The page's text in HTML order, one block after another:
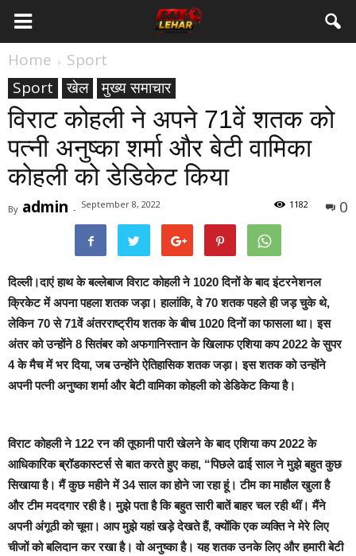
Home
Sport
Sport
खेल मुख्य समाचार
विराट कोहली ने अपने 71वें शतक को
पत्नी अनुष्का शर्मा और बेटी वामिका
कोहली को डेडिकेट किया
By admin - September 8, 2022 0
1182
दिल्ली।दाएं हाथ के बल्लेबाज विराट कोहली ने 1020 दिनों के बाद इंटरनेशनल
क्रिकेट में अपना पहला शतक जड़ा। हालांकि, वे 70 शतक पहले ही जड़ चुके थे,
लेकिन 70 से 71वें अंतरराष्ट्रीय शतक के बीच 1020 दिनों का फासला था। इस
अंतर को उन्होंने 8 सितंबर को अफगानिस्तान के खिलाफ एशिया कप 2022 के सुपर
4 के मैच में भर दिया, जब उन्होंने ऐतिहासिक शतक जड़ा। इस शतक को उन्होंने
अपनी पत्नी अनुष्का शर्मा और बेटी वामिका कोहली को डेडिकेट किया है।
विराट कोहली ने 122 रन की तूफानी पारी खेलने के बाद एशिया कप 2022 के
आधिकारिक ब्रॉडकास्टर्स से बात करते हुए कहा, “पिछले ढाई साल ने मुझे बहुत कुछ
सिखाया है। मैं कुछ महीने में 34 साल का होने जा रहा हूं। टीम का माहौल खुला है
और टीम मददगार रही है। मुझे पता है कि बहुत सारी बातें बाहर चल रही थीं। मैंने
अपनी अंगूठी को चूमा। आप मुझे यहां खड़े देखते हैं, क्योंकि एक व्यक्ति ने मेरे लिए
चीजों को बलिदान कर रखा है। वो अनुष्का है। यह शतक उनके लिए और हमारी बेटी